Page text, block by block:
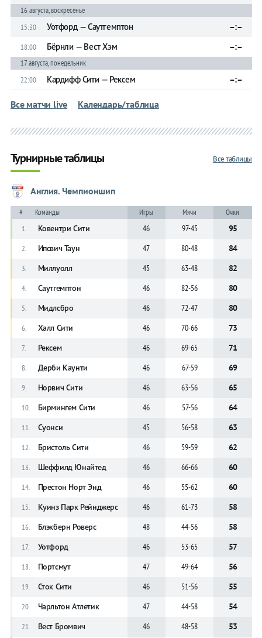
16 августа, воскресенье
15:30
Уотфорд — Саутгемптон –:–
18:00 Бёрнли — Вест Хэм –:–
17 августа, понедельник
22:00
Кардифф Сити — Рексем –:–
Все матчи live Календарь/таблица
Все таблицы
Турнирные таблицы
Англия. Чемпионшип
# Команды Игры Мячи
Очки
1.
Ковентри Сити 46 97-45 95
2. Ипсвич Таун 47 80-48 84
3. Миллуолл 45 63-48 82
4. Саутгемптон 46 82-56 80
5. Мидлсбро 46 72-47 80
6. Халл Сити 46 70-66 73
7. Рексем 46 69-65 71
8. Дерби Каунти 46 67-59 69
9. Норвич Сити 46 63-56 65
10. Бирмингем Сити 46 57-56 64
11. Суонси 45 56-58 63
12. Бристоль Сити 46 59-59 62
13. Шеффилд Юнайтед 46 66-66 60
14. Престон Норт Энд 46 55-62 60
15. Куинз Парк Рейнджерс 46 61-73 58
16. Блэкберн Роверс 48 44-56 58
17. Уотфорд 46 53-65 57
18. Портсмут 47 49-64 56
19. Сток Сити 46 51-56 55
20. Чарльтон Атлетик 47 44-58 54
21. Вест Бромвич 46 48-58 53